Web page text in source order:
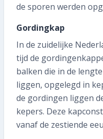
de sporen werden
Gordingkap
In de zuidelijke
tijd de
balken die in de
liggen, opgelegd in
de gordingen liggen
kepers. Deze
vanaf de zestiende